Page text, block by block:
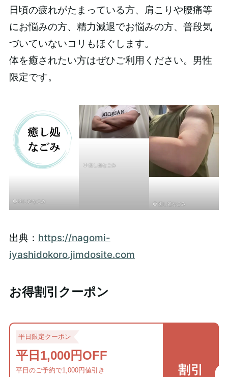
日頃の疲れがたまっている方、肩こりや腰痛等
にお悩みの方、精力減退でお悩みの方、普段気
づいていないコリもほぐします。
体を癒されたい方はぜひご利用ください。男性
限定です。
© 癒し処なごみ
© 癒し処なごみ
© 癒し処なごみ
出典： https://nagomi-
iyashidokoro.jimdosite.com
お得割引クーポン
平日限定クーポン
平日1,000円OFF
平日のご予約で1,000円値引き 割引